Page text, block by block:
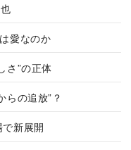
愛なのか
さ”の正体
らの追放”？
で新展開